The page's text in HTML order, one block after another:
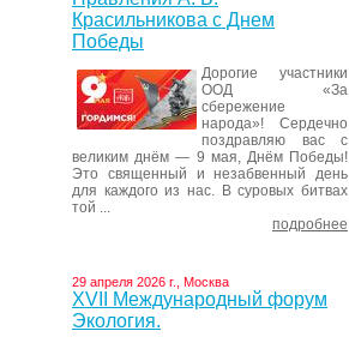
Красильникова с Днем
Победы
Дорогие участники
ООД «За
сбережение
народа»! Сердечно
поздравляю вас с
великим днём — 9 мая, Днём Победы!
Это священный и незабвенный день
для каждого из нас. В суровых битвах
той ...
подробнее
29 апреля 2026 г., Москва
XVII Международный форум
Экология.